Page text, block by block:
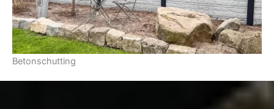
Betonschutting